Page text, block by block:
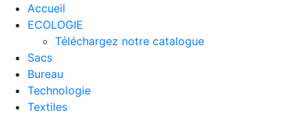
Accueil
ECOLOGIE
Téléchargez notre catalogue
Sacs
Bureau
Technologie
Textiles